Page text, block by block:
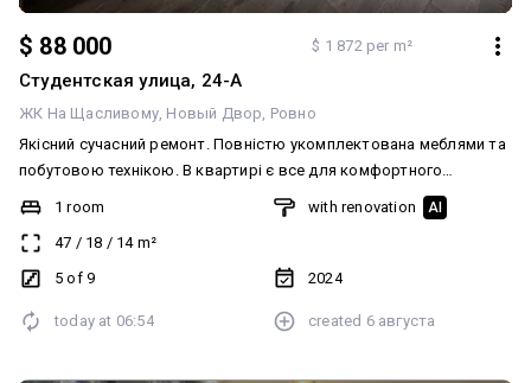
$ 88 000 $ 1 872 per m²
Студентская улица, 24-А
ЖК На Щасливому Новый Двор Ровно
Якісний сучасний ремонт. Повністю укомплектована меблями та
побутовою технікою. В квартирі є все для комфортного
проживання: ️ вбудований холодильник; ️ посудомийна машина; ️
мікрохвильова піч; ️ духова шафа та газова варильна поверхня; ️
кондиціонер у спальні; ️ двоспальне ліжко.
1 room
47 / 18 / 14m²
5 of 9
with renovation AI
2024
today at 06:54 created 6 августа